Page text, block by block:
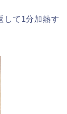
して1分加熱す